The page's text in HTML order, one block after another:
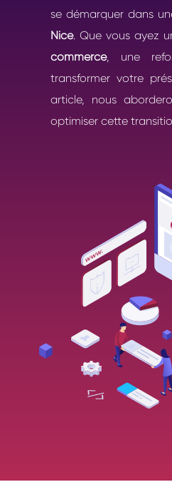
se démarquer dans
Nice. Que vous ayez
commerce, une
transformer votre
article, nous
optimiser cette